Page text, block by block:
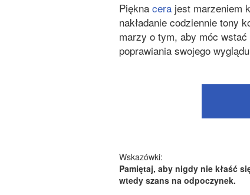
Piękna cera jest marzeniem
nakładanie codziennie tony
marzy o tym, aby móc
poprawiania swojego
Wskazówki:
Pamiętaj, aby nigdy nie kłaść
wtedy szans na odpoczynek.